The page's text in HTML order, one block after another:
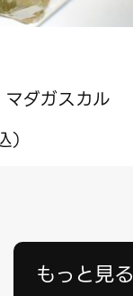
ダガスカル
）
もっと見る